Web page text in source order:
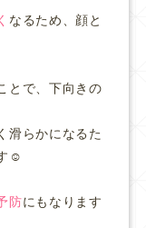
なるため、顔と
とで、下向きの
滑らかになるた
☺️
防にもなります